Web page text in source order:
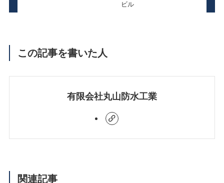
ビル
この記事を書いた人
有限会社丸山防水工業
関連記事